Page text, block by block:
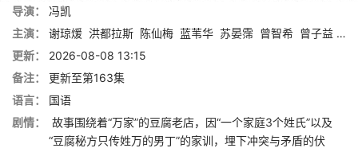
导演：
冯凯
主演：
谢琼煖 洪都拉斯 陈仙梅 蓝苇华 苏晏霈 曾智希 曾子益 陈
更新：
2026-08-08 13:15
备注：
更新至第163集
语言：
国语
剧情：
故事围绕着“万家”的豆腐老店，因“一个家庭3个姓氏”以及
“豆腐秘方只传姓万的男丁”的家训，埋下冲突与矛盾的伏